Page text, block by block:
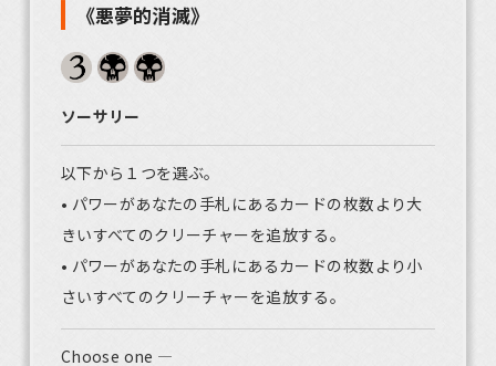
《悪夢的消滅》
ソーサリー
以下から１つを選ぶ。
• パワーがあなたの手札にあるカードの枚数より大
きいすべてのクリーチャーを追放する。
• パワーがあなたの手札にあるカードの枚数より小
さいすべてのクリーチャーを追放する。
Choose one —